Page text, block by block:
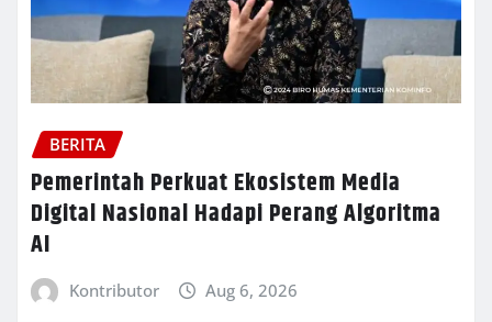
BERITA
Pemerintah Perkuat Ekosistem Media
Digital Nasional Hadapi Perang Algoritma
AI
Kontributor Aug 6, 2026